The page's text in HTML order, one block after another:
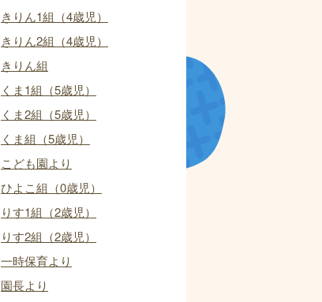
きりん1組（4歳児）
きりん2組（4歳児）
きりん組
くま1組（5歳児）
くま2組（5歳児）
くま組（5歳児）
こども園より
ひよこ組（0歳児）
りす1組（2歳児）
りす2組（2歳児）
一時保育より
園長より